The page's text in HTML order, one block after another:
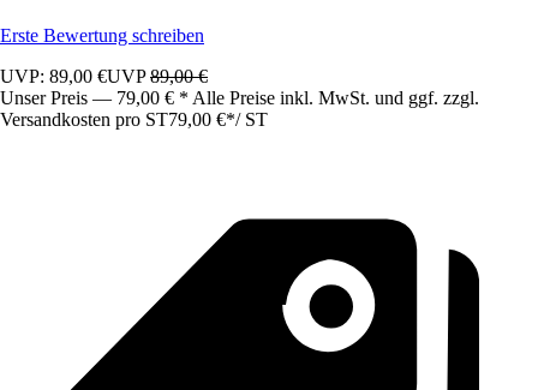
Erste Bewertung schreiben
UVP: 89,00 €UVP89,00 €
Unser Preis — 79,00 € * Alle Preise inkl. MwSt. und ggf. zzgl.
Versandkosten pro ST79,00 €*/ ST